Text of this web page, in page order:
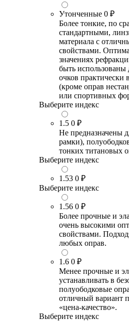
Утонченные 0 ₽
Более тонкие, по
стандартными,
материала с
свойствами.
значениях
быть использованы
очков практически
(кроме оправ
или спортивных
Выберите индекс
1.5 0 ₽
Не предназначены
рамки),
тонких титановых
Выберите индекс
1.53 0 ₽
Выберите индекс
1.56 0 ₽
Более прочные и
очень высокими
свойствами.
любых оправ.
1.6 0 ₽
Менее прочные и
устанавливать в
полуободковые
отличный вариант
«цена-качество».
Выберите индекс